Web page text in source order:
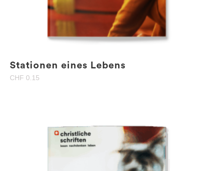
Stationen eines Lebens
CHF 0.15